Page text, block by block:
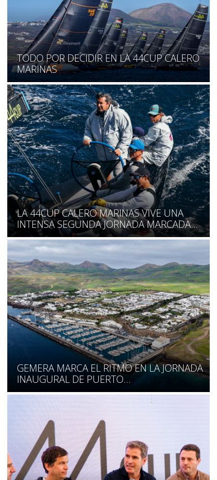
TODO POR DECIDIR EN LA 44CUP CALERO
MARINAS
LA 44CUP CALERO MARINAS VIVE UNA
INTENSA SEGUNDA JORNADA MARCADA...
GEMERA MARCA EL RITMO EN LA JORNADA
INAUGURAL DE PUERTO...